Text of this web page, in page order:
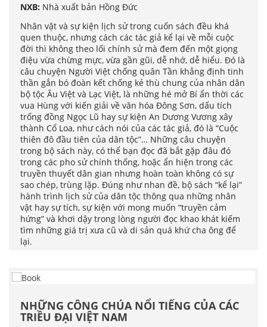
NXB: Nhà xuất bản Hồng Đức
Nhân vật và sự kiện lịch sử trong cuốn sách đều khá
quen thuộc, nhưng cách các tác giả kể lại về mỗi cuộc
đời thì không theo lối chính sử mà đem đến một giọng
điệu vừa chừng mực, vừa gần gũi, dễ nhớ, dễ hiểu. Đó là
câu chuyện Người Việt chống quân Tần khẳng định tinh
thần gắn bó đoàn kết chống kẻ thù chung của nhân dân
bộ tộc Âu Việt và Lạc Việt, là những hé mở Bí ẩn thời các
vua Hùng với kiến giải về văn hóa Đông Sơn, dấu tích
trống đồng Ngọc Lũ hay sự kiện An Dương Vương xây
thành Cổ Loa, như cách nói của các tác giả, đó là “Cuộc
thiên đô đầu tiên của dân tộc”… Những câu chuyện
trong bộ sách này, có thể bạn đọc đã bắt gặp đâu đó
trong các pho sử chính thống, hoặc ẩn hiện trong các
truyền thuyết dân gian nhưng hoàn toàn không có sự
sao chép, trùng lặp. Đúng như nhan đề, bộ sách “kể lại”
hành trình lịch sử của dân tộc thông qua những nhân
vật hay sự tích, sự kiện với mong muốn “truyền cảm
hứng” và khơi dậy trong lòng người đọc khao khát kiếm
tìm những giá trị xưa cũ và di sản quá khứ cha ông để
lại.
NHỮNG CÔNG CHÚA NỔI TIẾNG CỦA CÁC
TRIỀU ĐẠI VIỆT NAM